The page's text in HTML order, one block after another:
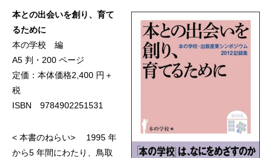
本との出会いを創り、育て
るために
本の学校 編
A5 判・200 ページ
定価：本体価格2,400 円＋
税
ISBN 9784902251531
< 本書のねらい> 1995 年
から5 年間にわたり、鳥取